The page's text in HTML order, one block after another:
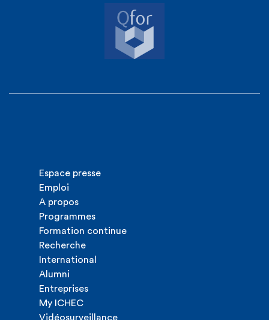
Espace presse
Emploi
A propos
Programmes
Formation continue
Recherche
International
Alumni
Entreprises
My ICHEC
Vidéosurveillance